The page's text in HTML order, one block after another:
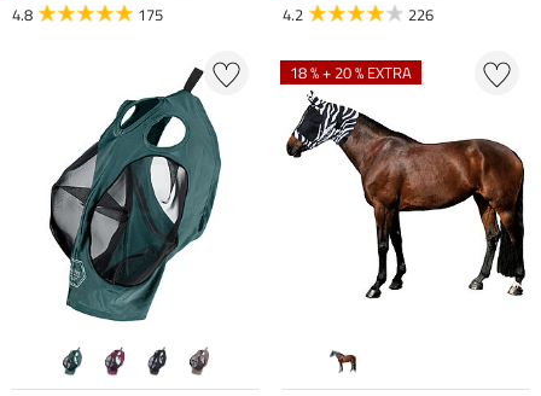
4.8
175
4.2
226
18 % + 20 % EXTRA